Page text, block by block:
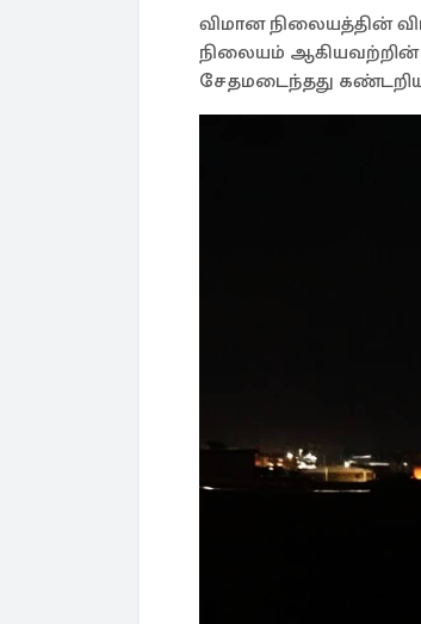
விமான நிலையத்தின்
நிலையம் ஆகியவற்றின்
சேதமடைந்தது